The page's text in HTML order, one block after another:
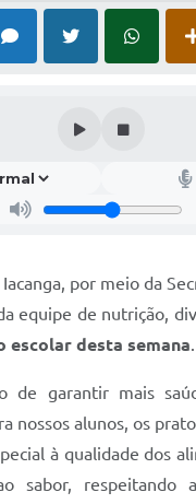
por meio da
equipe de nutrição,
escolar desta semana.
de garantir mais
nossos alunos, os
à qualidade dos
sabor, respeitando